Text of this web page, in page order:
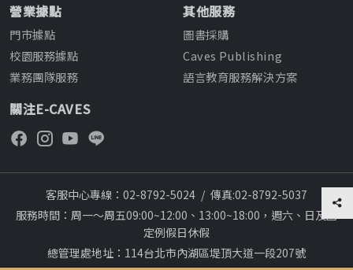
營業據點
門市據點
校園服務據點
業務團隊服務
其他服務
圖書採購
Caves Publishing
語言教育服務解決方案
關注E-CAVES
客服中心專線：02-8792-5024 / 傳真:02-8792-5037
服務時間：周一～周五09:00~12:00、13:00~18:00，週六、日及國
定例假日休假
總管理處地址：114台北市內湖區堤頂大道一段207號